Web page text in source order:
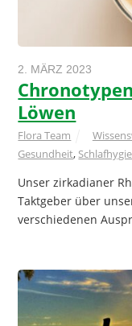
2. MÄRZ 2023
Löwen
Flora Team
Gesundheit,
Unser zirkadianer
Taktgeber über
verschiedenen